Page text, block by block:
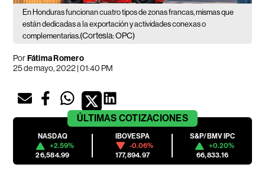
En Honduras funcionan cuatro tipos de zonas francas, mismas que
están dedicadas a la exportación y actividades conexas o
complementarias.(Cortesía: OPC)
PorFátima Romero
25 de mayo, 2022 | 01:40 PM
ÚLTIMAS COTIZACIONES
NASDAQ
+2.59%
26,584.99
IBOVESPA
-0.06%
177,894.97
S&P/BMV IPC
+0.20%
66,833.16